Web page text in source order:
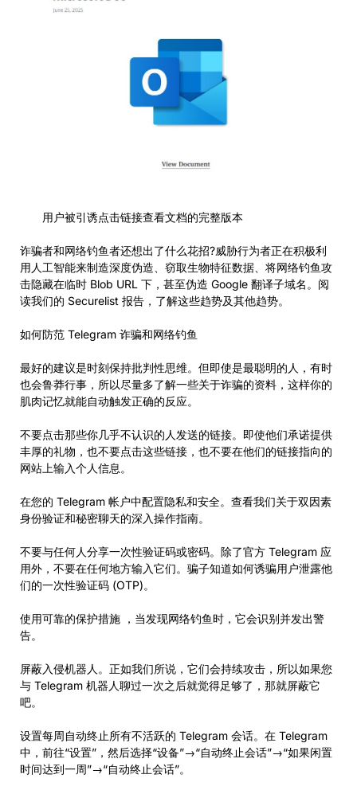
用户被引诱点击链接查看文档的完整版本
诈骗者和网络钓鱼者还想出了什么花招?威胁行为者正在积极利
用人工智能来制造深度伪造、窃取生物特征数据、将网络钓鱼攻
击隐藏在临时 Blob URL 下，甚至伪造 Google 翻译子域名。阅
读我们的 Securelist 报告，了解这些趋势及其他趋势。
如何防范 Telegram 诈骗和网络钓鱼
最好的建议是时刻保持批判性思维。但即使是最聪明的人，有时
也会鲁莽行事，所以尽量多了解一些关于诈骗的资料，这样你的
肌肉记忆就能自动触发正确的反应。
不要点击那些你几乎不认识的人发送的链接。即使他们承诺提供
丰厚的礼物，也不要点击这些链接，也不要在他们的链接指向的
网站上输入个人信息。
在您的 Telegram 帐户中配置隐私和安全。查看我们关于双因素
身份验证和秘密聊天的深入操作指南。
不要与任何人分享一次性验证码或密码。除了官方 Telegram 应
用外，不要在任何地方输入它们。骗子知道如何诱骗用户泄露他
们的一次性验证码 (OTP)。
使用可靠的保护措施 ，当发现网络钓鱼时，它会识别并发出警
告。
屏蔽入侵机器人。正如我们所说，它们会持续攻击，所以如果您
与 Telegram 机器人聊过一次之后就觉得足够了，那就屏蔽它
吧。
设置每周自动终止所有不活跃的 Telegram 会话。在 Telegram
中，前往“设置”，然后选择“设备”→“自动终止会话”→“如果闲置
时间达到一周”→“自动终止会话”。